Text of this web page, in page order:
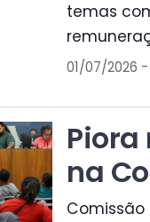
temas
01/07/2026 -
na